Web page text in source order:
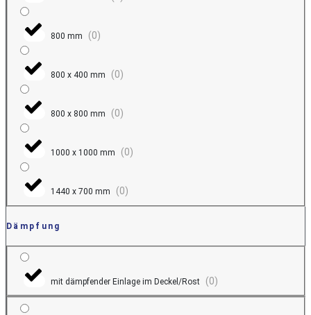
800 mm (0)
800 x 400 mm (0)
800 x 800 mm (0)
1000 x 1000 mm (0)
1440 x 700 mm (0)
Dämpfung
mit dämpfender Einlage im Deckel/Rost (0)